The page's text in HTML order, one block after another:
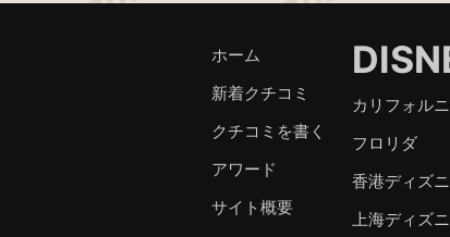
ホーム
新着クチコミ
クチコミを書く
アワード
サイト概要
カリフォル
フロリダ
香港ディズ
上海ディズ